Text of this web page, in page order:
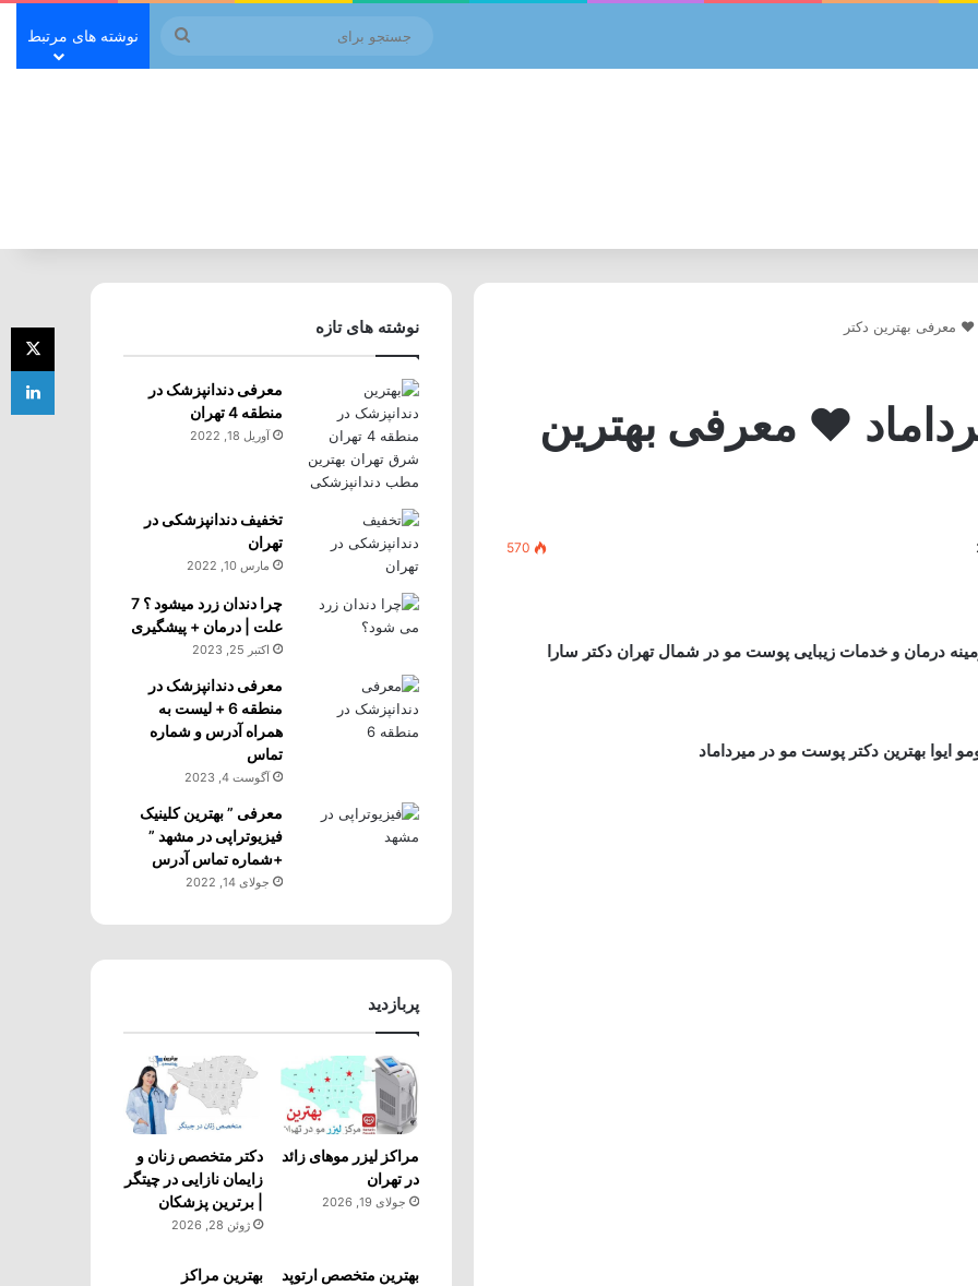
جستجو
برای
نوشته های مرتبط
معرفی بهترین دکتر
❤️ معرفی بهترین
570
درمان و خدمات زیبایی پوست مو در شمال تهران دکتر سارا
نوشته های تازه
معرفی دندانپزشک در
منطقه 4 تهران
آوریل 18, 2022
تخفیف دندانپزشکی در
تهران
مارس 10, 2022
چرا دندان زرد میشود ؟ 7
علت | درمان + پیشگیری
اکتبر 25, 2023
معرفی دندانپزشک در
منطقه 6 + لیست به
همراه آدرس و شماره
تماس
آگوست 4, 2023
معرفی ” بهترین کلینیک
فیزیوتراپی در مشهد ”
+شماره تماس آدرس
جولای 14, 2022
پربازدید
مراکز لیزر موهای زائد
در تهران
جولای 19, 2026
دکتر متخصص زنان و
زایمان نازایی در چیتگر
| برترین پزشکان
ژوئن 28, 2026
بهترین متخصص ارتوپد
بهترین مراکز